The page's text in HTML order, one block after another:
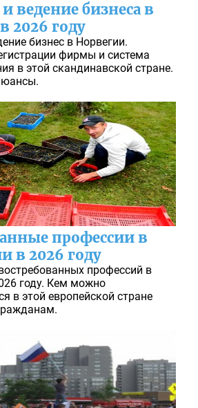
ведение бизнеса в
2026 году
бизнес в Норвегии.
фирмы и система
в этой скандинавской стране.
профессии в
в 2026 году
профессий в
году. Кем можно
в этой европейской стране